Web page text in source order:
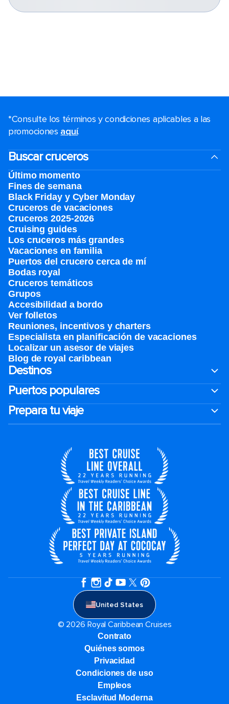
*Consulte los términos y condiciones aplicables a las
promociones aquí.
Buscar cruceros
Último momento
Fines de semana
Black Friday y Cyber Monday
Cruceros de vacaciones
Cruceros 2025-2026
Cruising guides
Los cruceros más grandes
Vacaciones en familia
Puertos del crucero cerca de mí
Bodas royal
Cruceros temáticos
Grupos
Accesibilidad a bordo
Ver folletos
Reuniones, incentivos y charters​
Especialista en planificación de vacaciones
Localizar un asesor de viajes
Blog de royal caribbean
Destinos
Puertos populares
Prepara tu viaje
United States
© 2026 Royal Caribbean Cruises
Contrato
Quiénes somos
Privacidad
Condiciones de uso
Empleos
Esclavitud Moderna